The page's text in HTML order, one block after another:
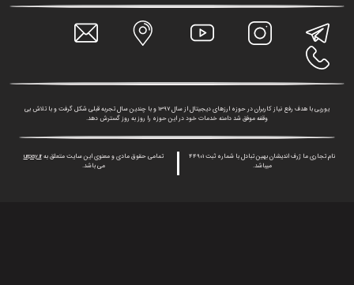
یورپی با هدف رفع نیاز کاربران در حوزه ارزهای دیجیتال از سال 1397 و با چندین سال تجربه قبلی شکل گرفت و با تلاش بی
وقفه موفق شد دامنه خدمات خود در این حوزه را روز به روز گسترش دهد.
نام تجاری ما ژرف اندیشان بهین تبادل با شماره ثبت 44901
میباشد.
تمامی حقوق مادی و معنوی این سایت متعلق بهurpay.ir
می باشد.